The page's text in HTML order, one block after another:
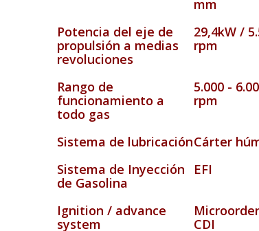
mm
Potencia del eje de
propulsión a medias
revoluciones
29,4kW /
rpm
Rango de
funcionamiento a
todo gas
5.000 -
rpm
Sistema de lubricaciónCárter
Sistema de Inyección
de Gasolina
EFI
Ignition / advance
system
CDI